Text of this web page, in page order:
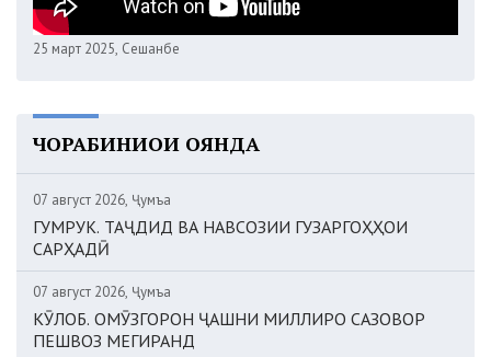
25 март 2025, Сешанбе
ЧОРАБИНИҲОИ ОЯНДА
07 август 2026, Ҷумъа
ГУМРУК. ТАҶДИД ВА НАВСОЗИИ ГУЗАРГОҲҲОИ
САРҲАДӢ
07 август 2026, Ҷумъа
КӮЛОБ. ОМӮЗГОРОН ҶАШНИ МИЛЛИРО САЗОВОР
ПЕШВОЗ МЕГИРАНД